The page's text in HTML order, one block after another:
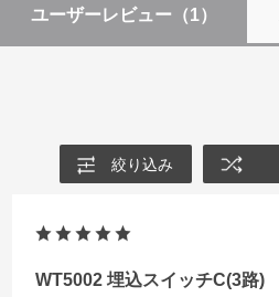
ユーザーレビュー （1）
絞り込み
WT5002 埋込スイッチC(3路)